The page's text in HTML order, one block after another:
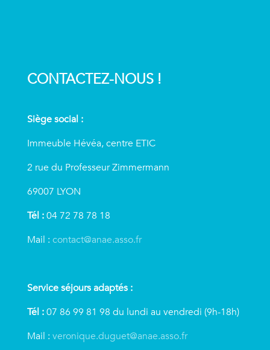
CONTACTEZ-NOUS !
Siège social :
Immeuble Hévéa, centre ETIC
2 rue du Professeur Zimmermann
69007 LYON
Tél :04 72 78 78 18
Mail : contact@anae.asso.fr
Service séjours adaptés :
Tél :07 86 99 81 98 du lundi au vendredi (9h-18h)
Mail : veronique.duguet@anae.asso.fr